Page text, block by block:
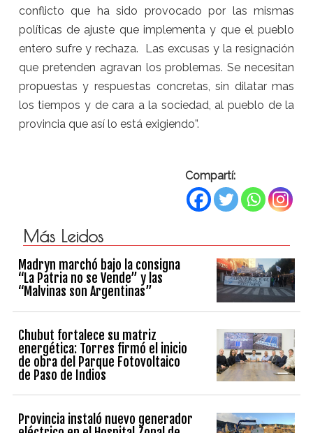
conflicto que ha sido provocado por las mismas
políticas de ajuste que implementa y que el pueblo
entero sufre y rechaza. Las excusas y la resignación
que pretenden agravan los problemas. Se necesitan
propuestas y respuestas concretas, sin dilatar mas
los tiempos y de cara a la sociedad, al pueblo de la
provincia que así lo está exigiendo”.
Compartí:
Más Leidos
Madryn marchó bajo la consigna
“La Patria no se Vende” y las
“Malvinas son Argentinas”
Chubut fortalece su matriz
energética: Torres firmó el inicio
de obra del Parque Fotovoltaico
de Paso de Indios
Provincia instaló nuevo generador